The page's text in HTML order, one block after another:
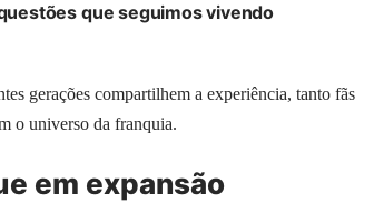
que seguimos vivendo
gerações compartilhem a experiência, tanto fãs
o universo da franquia.
em expansão